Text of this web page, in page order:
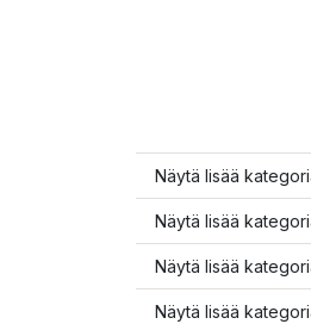
Näytä lisää
Näytä lisää
Näytä lisää
Näytä lisää